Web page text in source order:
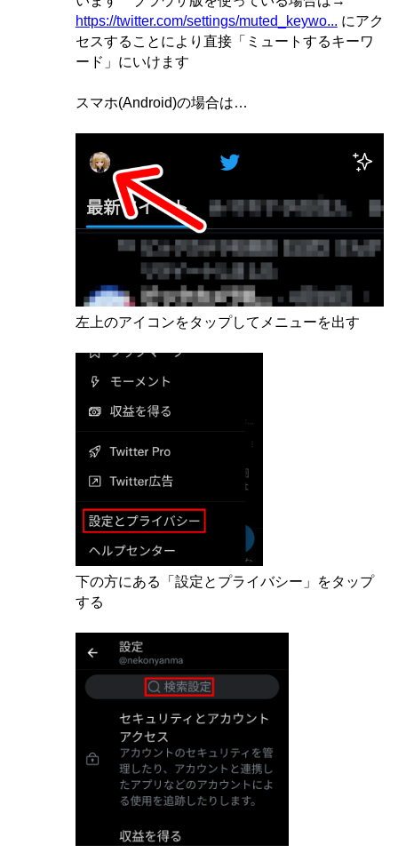
https://twitter.com/settings/muted_keywo... にアク
セスすることにより直接「ミュートするキーワ
ード」にいけます
スマホ(Android)の場合は…
左上のアイコンをタップしてメニューを出す
下の方にある「設定とプライバシー」をタップ
する